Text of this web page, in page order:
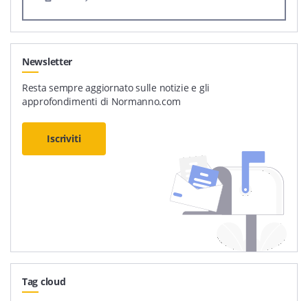
Newsletter
Resta sempre aggiornato sulle notizie e gli
approfondimenti di Normanno.com
Iscriviti
Tag cloud